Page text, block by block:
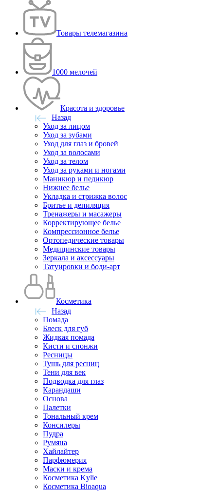
Товары телемагазина
1000 мелочей
Красота и здоровье
Назад
Уход за лицом
Уход за зубами
Уход для глаз и бровей
Уход за волосами
Уход за телом
Уход за руками и ногами
Маникюр и педикюр
Нижнее белье
Укладка и стрижка волос
Бритье и депиляция
Тренажеры и масажеры
Корректирующее белье
Компрессионное белье
Ортопедические товары
Медицинские товары
Зеркала и аксессуары
Татуировки и боди-арт
Косметика
Назад
Помада
Блеск для губ
Жидкая помада
Кисти и спонжи
Ресницы
Тушь для ресниц
Тени для век
Подводка для глаз
Карандаши
Основа
Палетки
Тональный крем
Консилеры
Пудра
Румяна
Хайлайтер
Парфюмерия
Маски и крема
Косметика Kylie
Косметика Bioaqua